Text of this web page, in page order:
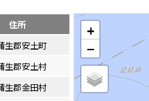
住所
生郡安土町
生郡安土村
生郡金田村
+
−